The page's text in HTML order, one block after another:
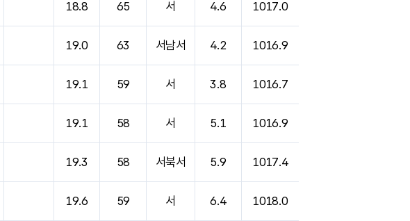
18.8 65 서 4.6 1017.0
19.0 63 서남서 4.2 1016.9
19.1 59 서 3.8 1016.7
19.1 58 서 5.1 1016.9
19.3 58 서북서 5.9 1017.4
19.6 59 서 6.4 1018.0